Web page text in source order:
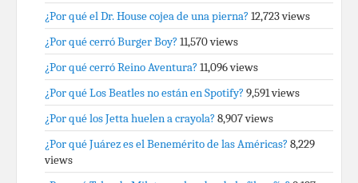
¿Por qué el Dr. House cojea de una pierna? 12,723 views
¿Por qué cerró Burger Boy? 11,570 views
¿Por qué cerró Reino Aventura? 11,096 views
¿Por qué Los Beatles no están en Spotify? 9,591 views
¿Por qué los Jetta huelen a crayola? 8,907 views
¿Por qué Juárez es el Benemérito de las Américas? 8,229
views